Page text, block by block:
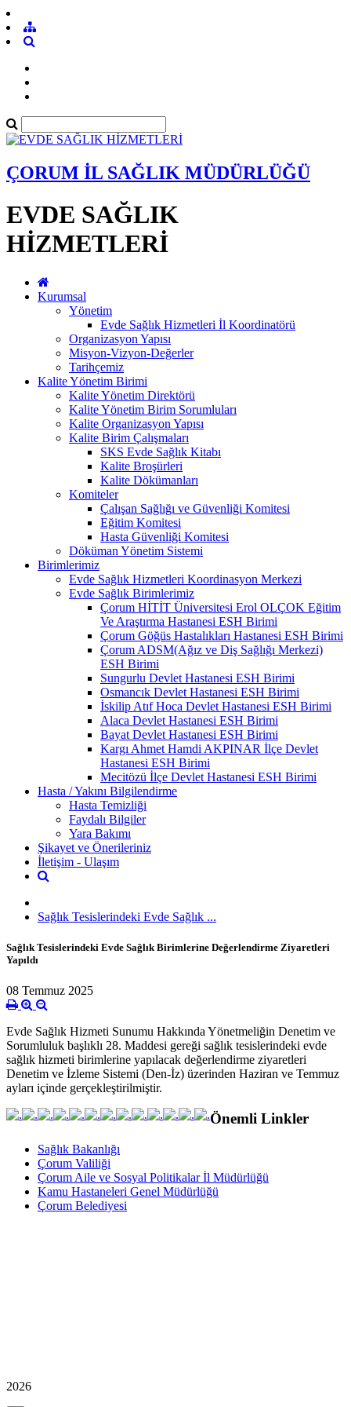
ÇORUM İL SAĞLIK MÜDÜRLÜĞÜ
EVDE SAĞLIK
HİZMETLERİ
Kurumsal
Yönetim
Evde Sağlık Hizmetleri İl Koordinatörü
Organizasyon Yapısı
Misyon-Vizyon-Değerler
Tarihçemiz
Kalite Yönetim Birimi
Kalite Yönetim Direktörü
Kalite Yönetim Birim Sorumluları
Kalite Organizasyon Yapısı
Kalite Birim Çalışmaları
SKS Evde Sağlık Kitabı
Kalite Broşürleri
Kalite Dökümanları
Komiteler
Çalışan Sağlığı ve Güvenliği Komitesi
Eğitim Komitesi
Hasta Güvenliği Komitesi
Döküman Yönetim Sistemi
Birimlerimiz
Evde Sağlık Hizmetleri Koordinasyon Merkezi
Evde Sağlık Birimlerimiz
Çorum HİTİT Üniversitesi Erol OLÇOK Eğitim
Ve Araştırma Hastanesi ESH Birimi
Çorum Göğüs Hastalıkları Hastanesi ESH Birimi
Çorum ADSM(Ağız ve Diş Sağlığı Merkezi)
ESH Birimi
Sungurlu Devlet Hastanesi ESH Birimi
Osmancık Devlet Hastanesi ESH Birimi
İskilip Atıf Hoca Devlet Hastanesi ESH Birimi
Alaca Devlet Hastanesi ESH Birimi
Bayat Devlet Hastanesi ESH Birimi
Kargı Ahmet Hamdi AKPINAR İlçe Devlet
Hastanesi ESH Birimi
Mecitözü İlçe Devlet Hastanesi ESH Birimi
Hasta / Yakını Bilgilendirme
Hasta Temizliği
Faydalı Bilgiler
Yara Bakımı
Şikayet ve Önerileriniz
İletişim - Ulaşım
Sağlık Tesislerindeki Evde Sağlık ...
Sağlık Tesislerindeki Evde Sağlık Birimlerine Değerlendirme Ziyaretleri
Yapıldı
08 Temmuz 2025
Evde Sağlık Hizmeti Sunumu Hakkında Yönetmeliğin Denetim ve
Sorumluluk başlıklı 28. Maddesi gereği sağlık tesislerindeki evde
sağlık hizmeti birimlerine yapılacak değerlendirme ziyaretleri
Denetim ve İzleme Sistemi (Den-İz) üzerinden Haziran ve Temmuz
ayları içinde gerçekleştirilmiştir.
Önemli Linkler
Sağlık Bakanlığı
Çorum Valiliği
Çorum Aile ve Sosyal Politikalar İl Müdürlüğü
Kamu Hastaneleri Genel Müdürlüğü
Çorum Belediyesi
2026